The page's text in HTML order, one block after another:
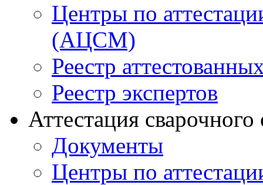
Центры по
(АЦСМ)
Реестр
Реестр экспертов
Аттестация
Документы
Центры по